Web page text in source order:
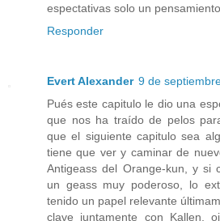
espectativas solo un
Responder
Evert Alexander 9 de
Pués este capitulo le dio una
que nos ha traído de pelos
que el siguiente capitulo sea
tiene que ver y caminar de
Antigeass del Orange-kun, y si
un geass muy poderoso, lo
tenido un papel relevante
clave juntamente con Kallen,